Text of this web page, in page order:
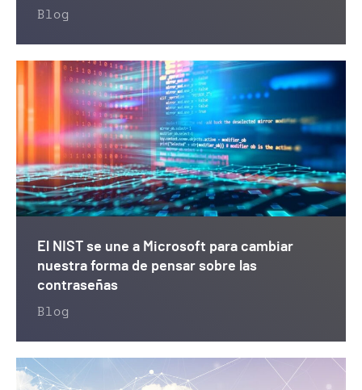
Blog
El NIST se une a Microsoft para cambiar
nuestra forma de pensar sobre las
contraseñas
Blog